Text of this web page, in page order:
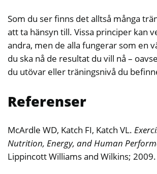
Som du ser finns det alltså många
att ta hänsyn till. Vissa principer kan
andra, men de alla fungerar som en
du ska nå de resultat du vill nå –
du utövar eller träningsnivå du
Referenser
McArdle WD, Katch FI, Katch VL.
Nutrition, Energy, and Human
Lippincott Williams and Wilkins; 2009.